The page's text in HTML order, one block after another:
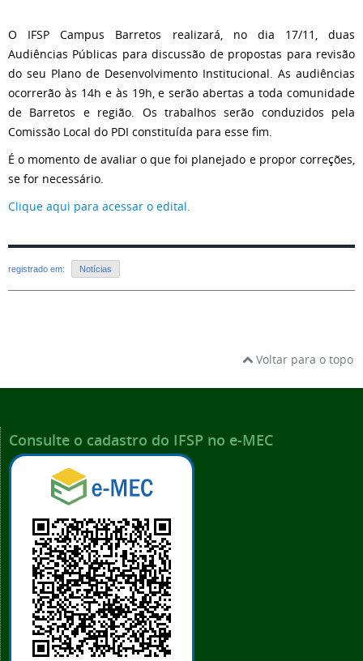
O IFSP Campus Barretos realizará, no dia 17/11, duas
Audiências Públicas para discussão de propostas para revisão
do seu Plano de Desenvolvimento Institucional. As audiências
ocorrerão às 14h e às 19h, e serão abertas a toda comunidade
de Barretos e região. Os trabalhos serão conduzidos pela
Comissão Local do PDI constituída para esse fim.
É o momento de avaliar o que foi planejado e propor correções,
se for necessário.
Clique aqui para acessar o edital.
registrado em: Notícias
Voltar para o topo
Consulte o cadastro do IFSP no e-MEC